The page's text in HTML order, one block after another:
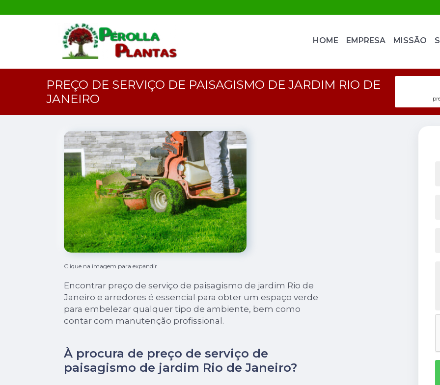
HOME EMPRESA MISSÃO
PREÇO DE SERVIÇO DE PAISAGISMO DE JARDIM RIO DE
JANEIRO
Clique na imagem para expandir
Encontrar preço de serviço de paisagismo de jardim Rio de
Janeiro e arredores é essencial para obter um espaço verde
para embelezar qualquer tipo de ambiente, bem como
contar com manutenção profissional.
À procura de preço de serviço de
paisagismo de jardim Rio de Janeiro?